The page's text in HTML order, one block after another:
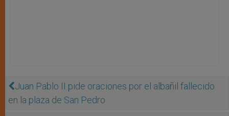
Juan Pablo II pide oraciones por el albañil fallecido
en la plaza de San Pedro